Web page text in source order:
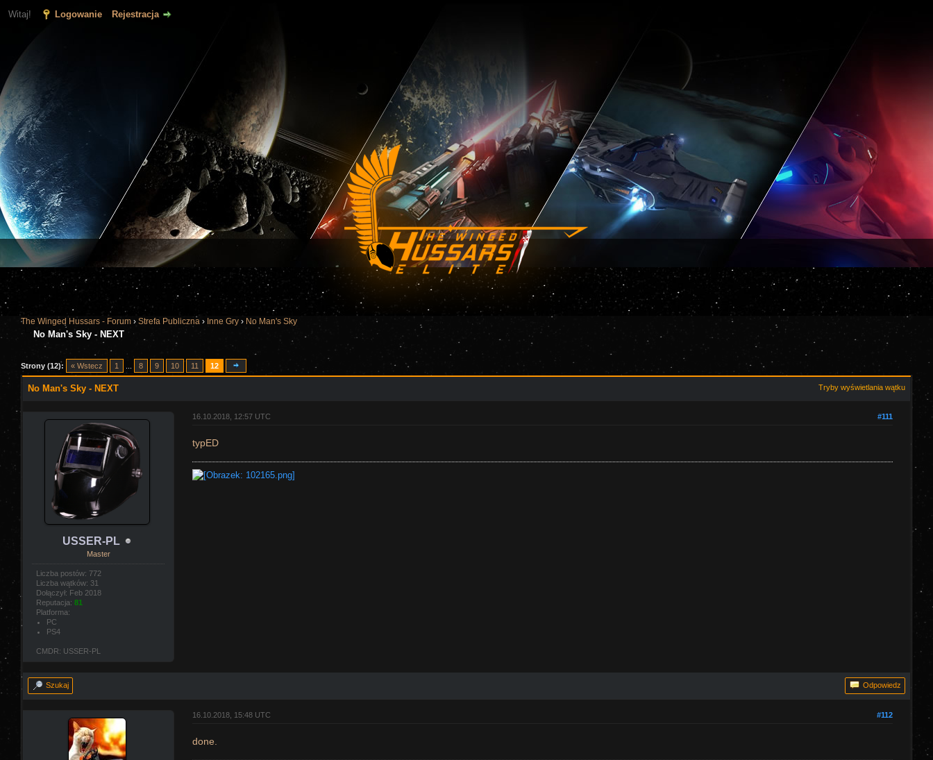
Witaj! Logowanie Rejestracja
The Winged Hussars - Forum › Strefa Publiczna › Inne Gry › No Man's Sky
No Man's Sky - NEXT
Strony (12): « Wstecz 1 8 9 10 11 12
Tryby wyświetlania wątku
No Man's Sky - NEXT
USSER-PL
Master
Liczba postów: 772
Liczba wątków: 31
Dołączył: Feb 2018
Reputacja: 81
Platforma:
PC
PS4
CMDR: USSER-PL
#111
16.10.2018, 12:57 UTC
typED
Szukaj Odpowiedz
#112
16.10.2018, 15:48 UTC
done.